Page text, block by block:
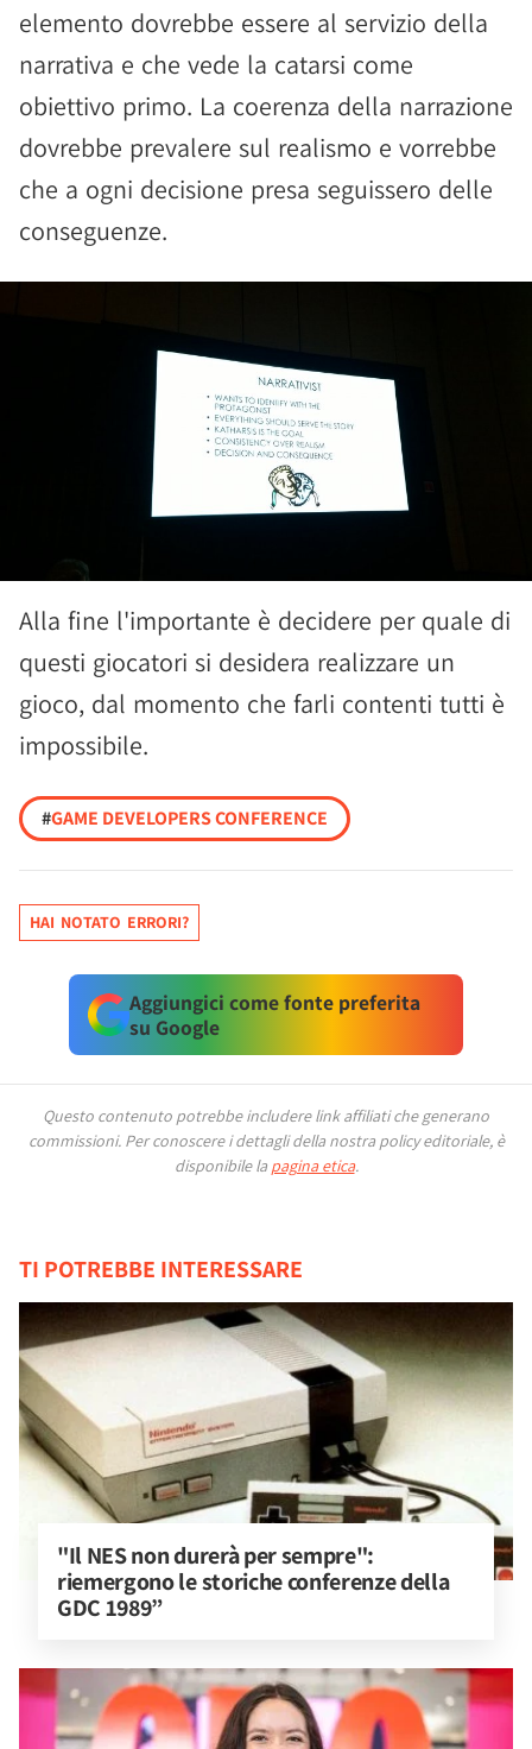
elemento dovrebbe essere al servizio della
narrativa e che vede la catarsi come
obiettivo primo. La coerenza della narrazione
dovrebbe prevalere sul realismo e vorrebbe
che a ogni decisione presa seguissero delle
conseguenze.
Alla fine l'importante è decidere per quale di
questi giocatori si desidera realizzare un
gioco, dal momento che farli contenti tutti è
impossibile.
#GAME DEVELOPERS CONFERENCE
HAI NOTATO ERRORI?
Aggiungici come fonte preferita
su Google
Questo contenuto potrebbe includere link affiliati che generano
commissioni. Per conoscere i dettagli della nostra policy editoriale, è
disponibile la pagina etica.
TI POTREBBE INTERESSARE
"Il NES non durerà per sempre":
riemergono le storiche conferenze della
GDC 1989”